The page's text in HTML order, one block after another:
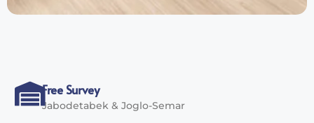
Free Survey
Jabodetabek & Joglo-Semar